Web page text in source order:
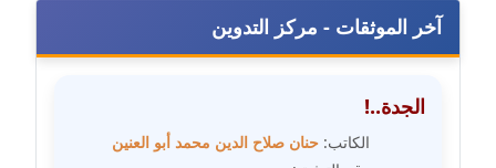
مدونة داليا فاروق
عاملة
مدونة داليا نور
عاملة
آخر الموثقات - مركز التدوين
الجدة..!
الكاتب: حنان صلاح الدين محمد أبو العنين